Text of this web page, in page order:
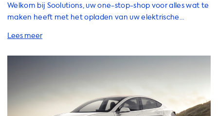
Welkom bij Soolutions, uw one-stop-shop voor alles wat te
maken heeft met het opladen van uw elektrische
thuislaadstations, oplaadkabels, adapters, accessoires en
maximaal 3,7 kW is, kan uw auto niet sneller opladen dan
dat, zelfs als u een snellere laadkabel of -station gebruikt.